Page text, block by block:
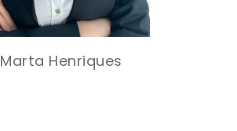
Marta Henriques